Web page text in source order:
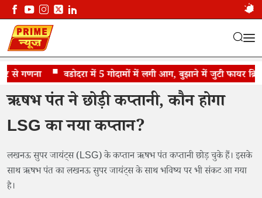
गणना वडोदरा में 5 गोदामों में लगी आग, बुझाने में जुटी फायर ब्रिगेड
कप्तानी के साथ बल्लेबाजी में भी असफल रहे ऋषभ पंत
ऋषभ पंत ने छोड़ी कप्तानी, कौन होगा
LSG का नया कप्तान?
लखनऊ सुपर जायंट्स (LSG) के कप्तान ऋषभ पंत कप्तानी छोड़ चुके हैं। इसके
साथ ऋषभ पंत का लखनऊ सुपर जायंट्स के साथ भविष्य पर भी संकट आ गया
है।